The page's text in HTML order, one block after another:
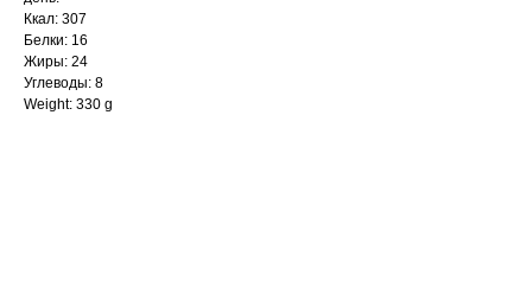
Ккал: 307
Белки: 16
Жиры: 24
Углеводы: 8
Weight: 330 g